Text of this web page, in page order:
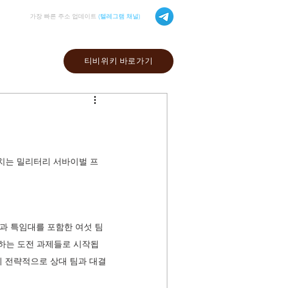
가장 빠른 주소 업데이트 (텔레그램 채널)
티비위키 바로가기
는 밀리터리 서바이벌 프
특임대를 포함한 여섯 팀
는 도전 과제들로 시작됩
략적으로 상대 팀과 대결